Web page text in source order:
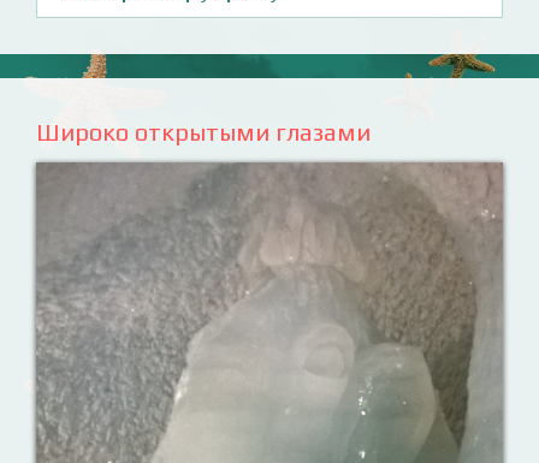
Широко открытыми глазами